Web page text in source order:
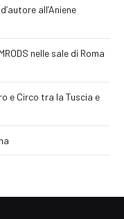
all’Aniene
nelle sale di Roma
e Circo tra la Tuscia e